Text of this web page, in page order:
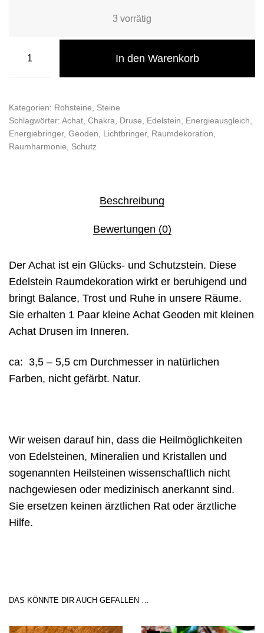
3 vorrätig
In den Warenkorb
Kategorien: Rohsteine
Steine
Schlagwörter: Achat Chakra Druse Edelstein Energieausgleich
Energiebringer, Geoden Lichtbringer, Raumdekoration
Raumharmonie
Schutz
Beschreibung
Bewertungen (0)
Der Achat ist ein Glücks- und Schutzstein. Diese
Edelstein Raumdekoration wirkt er beruhigend und
bringt Balance, Trost und Ruhe in unsere Räume.
Sie erhalten 1 Paar kleine Achat Geoden mit kleinen
Achat Drusen im Inneren.
ca: 3,5 – 5,5 cm Durchmesser in natürlichen
Farben, nicht gefärbt. Natur.
Wir weisen darauf hin, dass die Heilmöglichkeiten
von Edelsteinen, Mineralien und Kristallen und
sogenannten Heilsteinen wissenschaftlich nicht
nachgewiesen oder medizinisch anerkannt sind.
Sie ersetzen keinen ärztlichen Rat oder ärztliche
Hilfe.
DAS KÖNNTE DIR AUCH GEFALLEN …